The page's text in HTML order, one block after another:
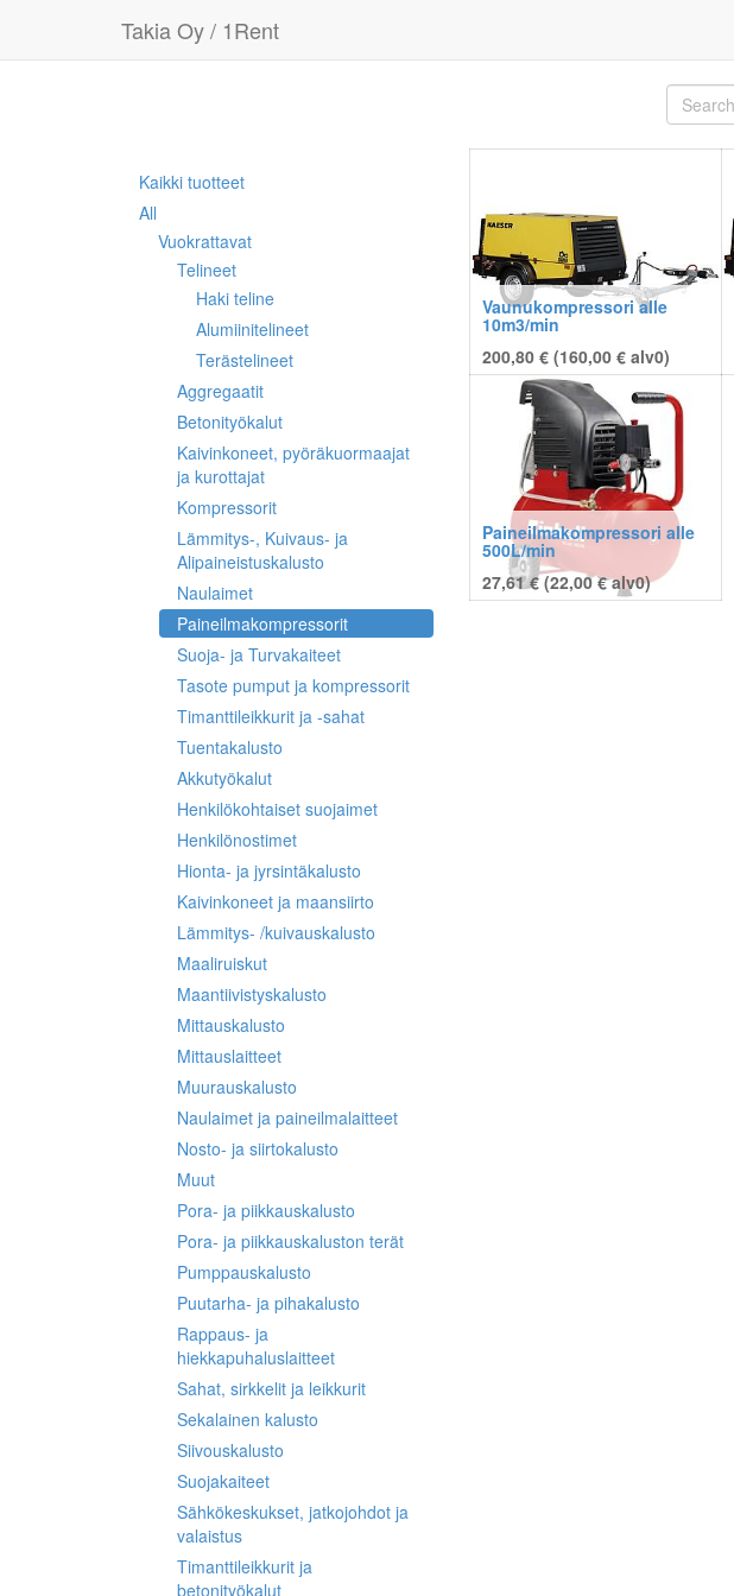
Takia Oy / 1Rent
Kaikki tuotteet
All
Vuokrattavat
Telineet
Haki teline
Alumiinitelineet
Terästelineet
Aggregaatit
Betonityökalut
Kaivinkoneet, pyöräkuormaajat
ja kurottajat
Kompressorit
Lämmitys-, Kuivaus- ja
Alipaineistuskalusto
Naulaimet
Paineilmakompressorit
Suoja- ja Turvakaiteet
Tasote pumput ja kompressorit
Timanttileikkurit ja -sahat
Tuentakalusto
Akkutyökalut
Henkilökohtaiset suojaimet
Henkilönostimet
Hionta- ja jyrsintäkalusto
Kaivinkoneet ja maansiirto
Lämmitys- /kuivauskalusto
Maaliruiskut
Maantiivistyskalusto
Mittauskalusto
Mittauslaitteet
Muurauskalusto
Naulaimet ja paineilmalaitteet
Nosto- ja siirtokalusto
Muut
Pora- ja piikkauskalusto
Pora- ja piikkauskaluston terät
Pumppauskalusto
Puutarha- ja pihakalusto
Rappaus- ja
hiekkapuhaluslaitteet
Sahat, sirkkelit ja leikkurit
Sekalainen kalusto
Siivouskalusto
Suojakaiteet
Sähkökeskukset, jatkojohdot ja
valaistus
Timanttileikkurit ja
betonityökalut
Vaunukompressori alle
10m3/min
200,80 € (160,00€ alv0)
Paineilmakompressori alle
500L/min
27,61 € (22,00€ alv0)